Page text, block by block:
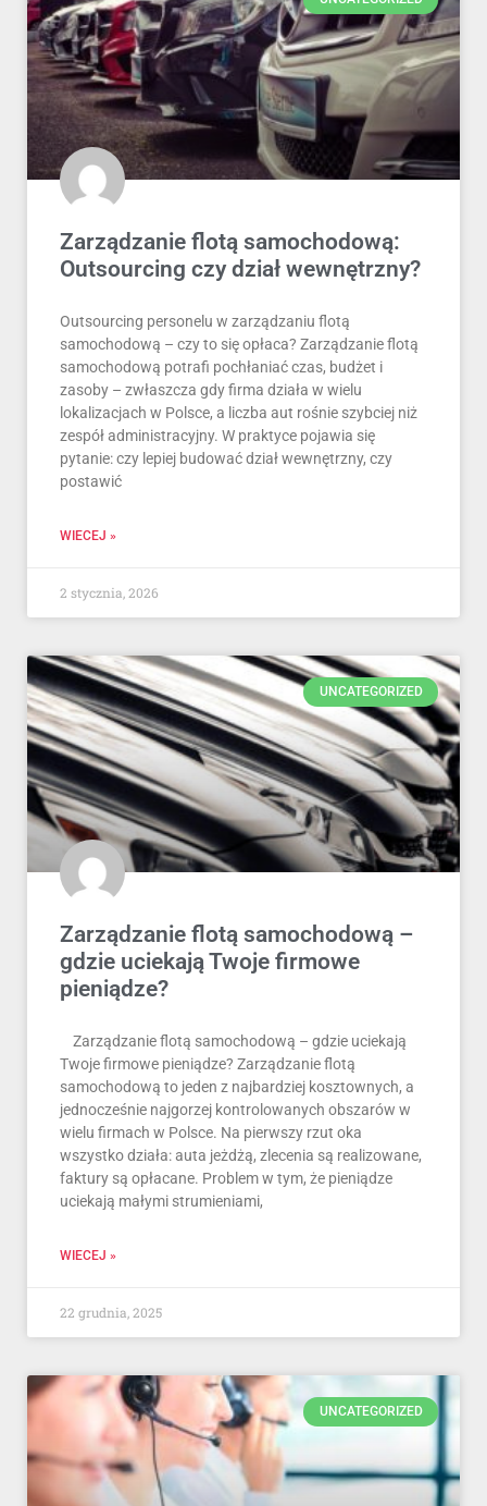
Zarządzanie flotą samochodową:
Outsourcing czy dział wewnętrzny?
Outsourcing personelu w zarządzaniu flotą
samochodową – czy to się opłaca? Zarządzanie flotą
samochodową potrafi pochłaniać czas, budżet i
zasoby – zwłaszcza gdy firma działa w wielu
lokalizacjach w Polsce, a liczba aut rośnie szybciej niż
zespół administracyjny. W praktyce pojawia się
pytanie: czy lepiej budować dział wewnętrzny, czy
postawić
WIECEJ »
2 stycznia, 2026
UNCATEGORIZED
Zarządzanie flotą samochodową –
gdzie uciekają Twoje firmowe
pieniądze?
Zarządzanie flotą samochodową – gdzie uciekają
Twoje firmowe pieniądze? Zarządzanie flotą
samochodową to jeden z najbardziej kosztownych, a
jednocześnie najgorzej kontrolowanych obszarów w
wielu firmach w Polsce. Na pierwszy rzut oka
wszystko działa: auta jeżdżą, zlecenia są realizowane,
faktury są opłacane. Problem w tym, że pieniądze
uciekają małymi strumieniami,
WIECEJ »
22 grudnia, 2025
UNCATEGORIZED